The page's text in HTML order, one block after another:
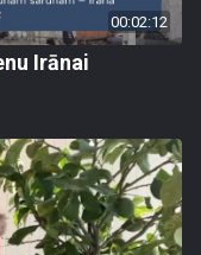
00:02:12
Irānai